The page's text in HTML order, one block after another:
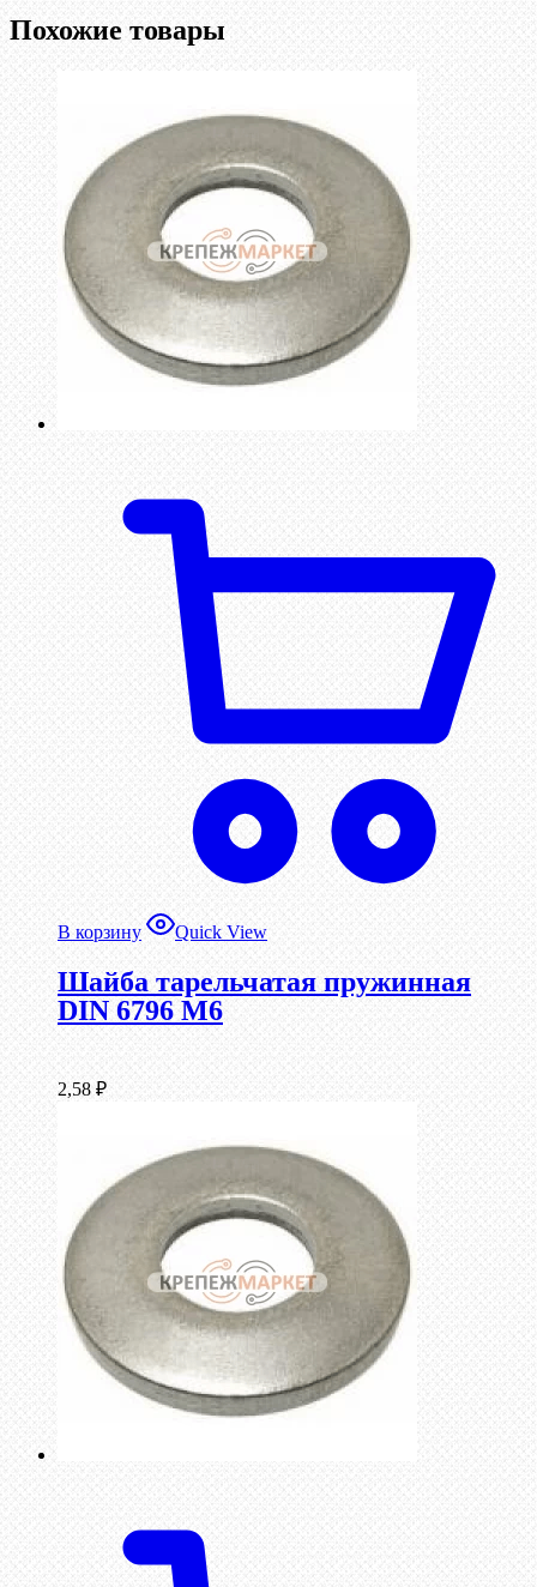
Похожие товары
В корзину Quick View
Шайба тарельчатая пружинная
DIN 6796 М6
2,58 ₽